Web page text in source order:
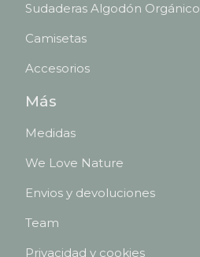
Sudaderas Algodón Orgánico
Camisetas
Accesorios
Más
Medidas
We Love Nature
Envios y devoluciones
Team
Privacidad y cookies